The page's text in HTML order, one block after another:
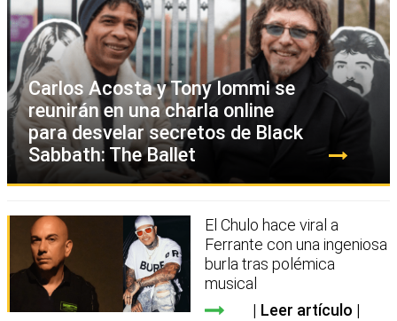
Carlos Acosta y Tony Iommi se
reunirán en una charla online
para desvelar secretos de Black
Sabbath: The Ballet
El Chulo hace viral a
Ferrante con una ingeniosa
burla tras polémica
musical
Leer artículo